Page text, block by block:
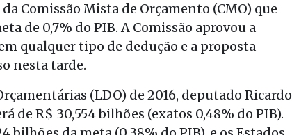
Comissão Mista de Orçamento (CMO) que
de 0,7% do PIB. A Comissão aprovou a
qualquer tipo de dedução e a proposta
nesta tarde.
(LDO) de 2016, deputado Ricardo
de R$ 30,554 bilhões (exatos 0,48% do PIB).